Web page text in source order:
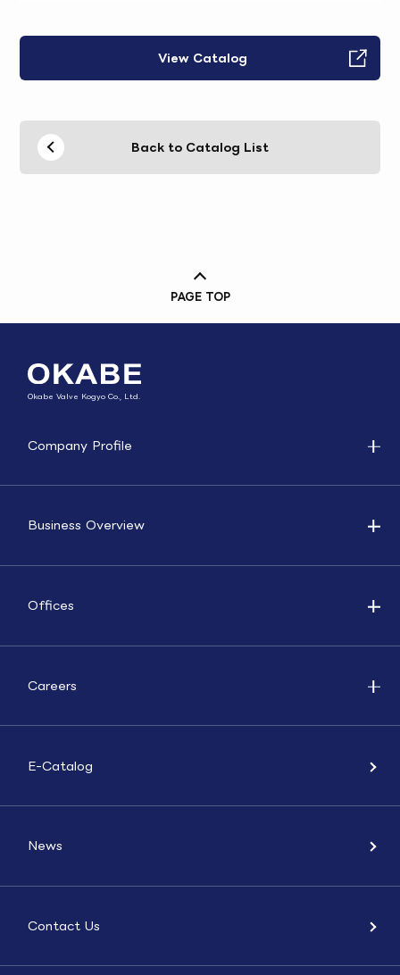
View Catalog
Back to Catalog List
PAGE TOP
Okabe Valve Kogyo Co., Ltd.
Company Profile
Business Overview
Offices
Careers
E-Catalog
News
Contact Us